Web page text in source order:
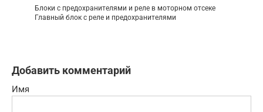
Блоки с предохранителями и реле в моторном отсеке
Главный блок с реле и предохранителями
Добавить комментарий
Имя